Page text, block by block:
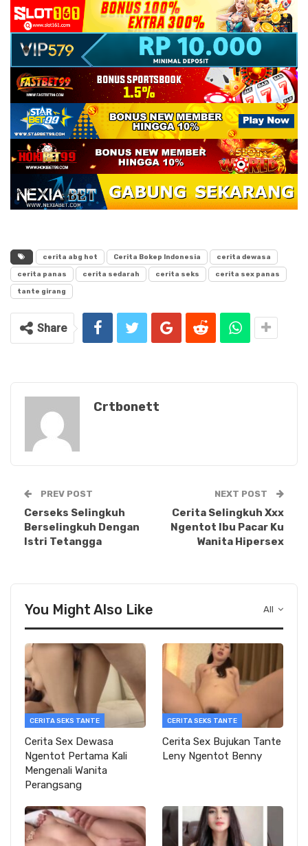
cerita abg hot Cerita Bokep Indonesia cerita dewasa
cerita panas cerita sedarah cerita seks cerita sex panas
tante girang
Share
Crtbonett
PREV POST
Cerseks Selingkuh
Berselingkuh Dengan
Istri Tetangga
NEXT POST
Cerita Selingkuh Xxx
Ngentot Ibu Pacar Ku
Wanita Hipersex
All
You Might Also Like
CERITA SEKS TANTE
Cerita Sex Dewasa
Ngentot Pertama Kali
Mengenali Wanita
Perangsang
CERITA SEKS TANTE
Cerita Sex Bujukan Tante
Leny Ngentot Benny